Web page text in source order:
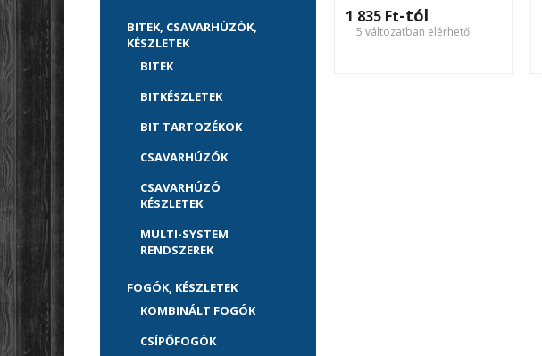
BITEK, CSAVARHÚZÓK,
KÉSZLETEK
BITEK
BITKÉSZLETEK
BIT TARTOZÉKOK
CSAVARHÚZÓK
CSAVARHÚZÓ
KÉSZLETEK
MULTI-SYSTEM
RENDSZEREK
FOGÓK, KÉSZLETEK
KOMBINÁLT FOGÓK
CSÍPŐFOGÓK
1 835 Ft‎-tól
5 változatban elérhető.